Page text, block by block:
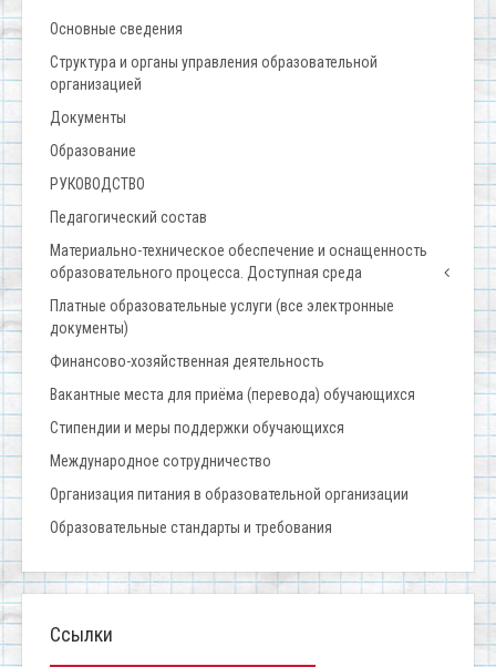
Основные сведения
Структура и органы управления образовательной
организацией
Документы
Образование
РУКОВОДСТВО
Педагогический состав
Материально-техническое обеспечение и оснащенность
образовательного процесса. Доступная среда
Платные образовательные услуги (все электронные
документы)
Финансово-хозяйственная деятельность
Вакантные места для приёма (перевода) обучающихся
Стипендии и меры поддержки обучающихся
Международное сотрудничество
Организация питания в образовательной организации
Образовательные стандарты и требования
Ссылки